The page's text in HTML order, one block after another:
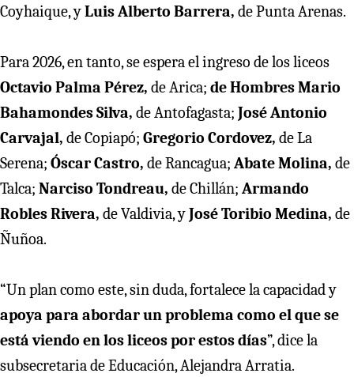
Coyhaique, yLuis Alberto Barrera, de Punta Arenas.
Para 2026, en tanto, se espera el ingreso de los liceos
Octavio Palma Pérez, de Arica; de Hombres Mario
Bahamondes Silva, de Antofagasta; José Antonio
Carvajal, de Copiapó; Gregorio Cordovez, de La
Serena; Óscar Castro, de Rancagua; Abate Molina, de
Talca; Narciso Tondreau, de Chillán; Armando
Robles Rivera, de Valdivia, yJosé Toribio Medina, de
Ñuñoa.
“Un plan como este, sin duda, fortalece la capacidad y
apoya para abordar un problema como el que se
está viendo en los liceos por estos días”, dice la
subsecretaria de Educación, Alejandra Arratia.